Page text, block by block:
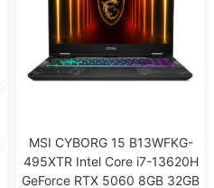
MSI CYBORG 15 B13WFKG-
495XTR Intel Core i7-13620H
GeForce RTX 5060 8GB 32GB